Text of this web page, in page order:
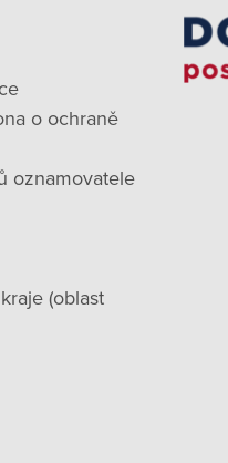
o ochraně
oznamovatele
(oblast